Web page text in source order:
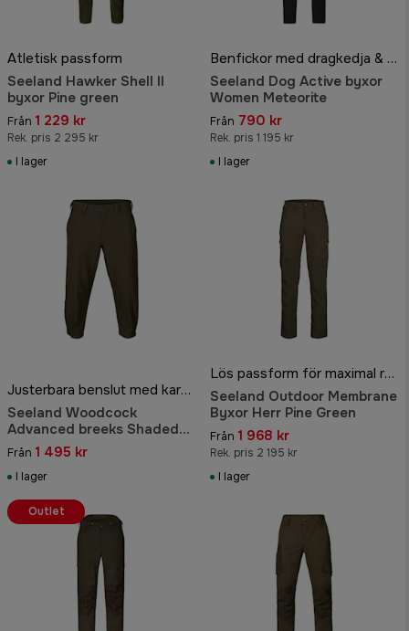
Atletisk passform
Seeland Hawker Shell II
byxor Pine green
Från 1 229 kr
Rek. pris 2 295 kr
I lager
Benfickor med dragkedja & justerbara benslut
Seeland Dog Active byxor
Women Meteorite
Från 790 kr
Rek. pris 1 195 kr
I lager
Justerbara benslut med kardborre
Seeland Woodcock
Advanced breeks Shaded
olive
Från 1 495 kr
I lager
Lös passform för maximal rörelsefrihet
Seeland Outdoor Membrane
Byxor Herr Pine Green
Från 1 968 kr
Rek. pris 2 195 kr
I lager
Outlet